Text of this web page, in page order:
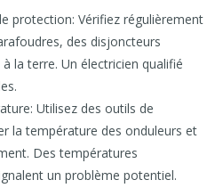
protection: Vérifiez régulièrement
des disjoncteurs
la terre. Un électricien qualifié
Utilisez des outils de
la température des onduleurs et
Des températures
un problème potentiel.